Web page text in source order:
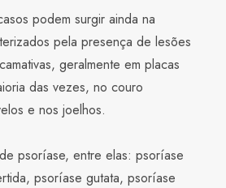
podem surgir ainda na
pela presença de lesões
geralmente em placas
das vezes, no couro
e nos joelhos.
psoríase, entre elas: psoríase
psoríase gutata, psoríase